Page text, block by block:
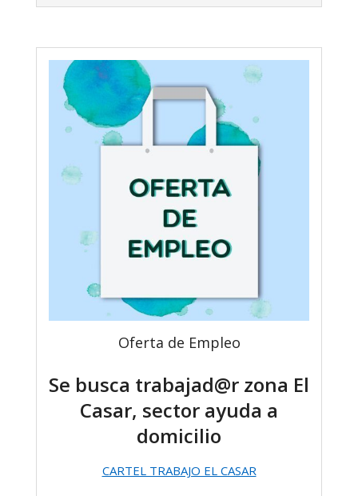
Oferta de Empleo
Se busca trabajad@r zona El
Casar, sector ayuda a
domicilio
CARTEL TRABAJO EL CASAR